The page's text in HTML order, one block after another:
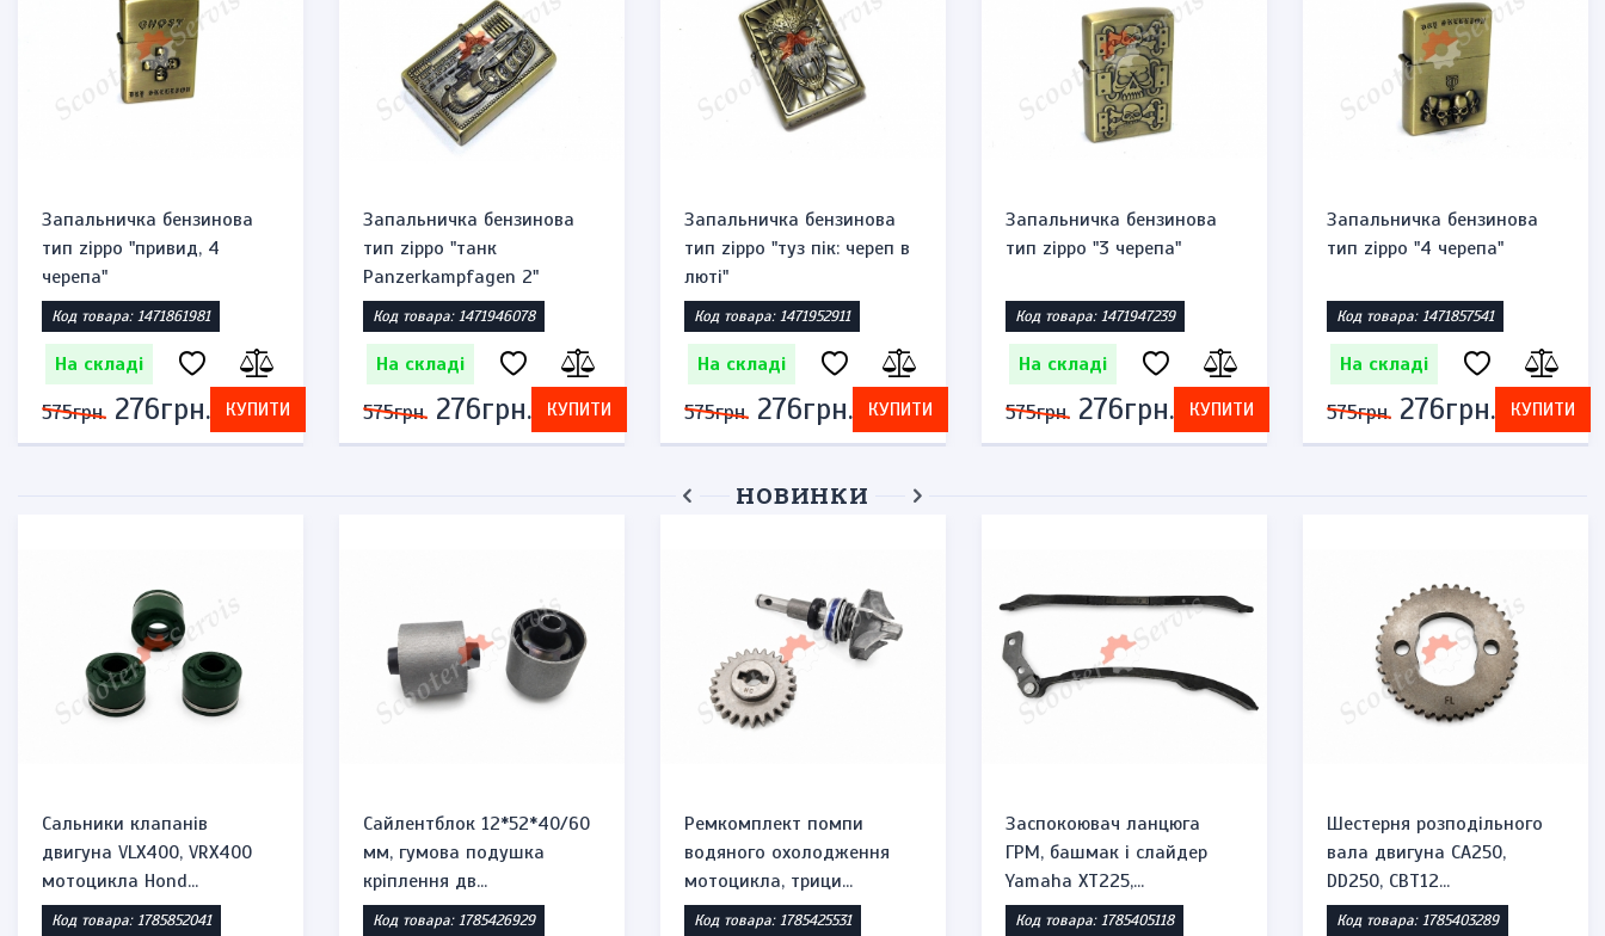
Запальничка бензинова
тип zippo "привид, 4
черепа"
Код товара: 1471861981
На складі
575грн. 276грн. КУПИТИ
Запальничка бензинова
тип zippo "танк
Panzerkampfagen 2"
Код товара: 1471946078
На складі
575грн. 276грн. КУПИТИ
Запальничка бензинова
тип zippo "туз пік: череп в
люті"
Код товара: 1471952911
На складі
575грн. 276грн. КУПИТИ
Запальничка бензинова
тип zippo "3 черепа"
Код товара: 1471947239
На складі
575грн. 276грн. КУПИТИ
Запальничка бензинова
тип zippo "4 черепа"
Код товара: 1471857541
На складі
575грн. 276грн. КУПИТИ
НОВИНКИ
Сальники клапанів
двигуна VLX400, VRX400
мотоцикла Hond...
Код товара: 1785852041
Сайлентблок 12*52*40/60
мм, гумова подушка
кріплення дв...
Код товара: 1785426929
Ремкомплект помпи
водяного охолодження
мотоцикла, трици...
Код товара: 1785425531
Заспокоювач ланцюга
ГРМ, башмак і слайдер
Yamaha XT225,...
Код товара: 1785405118
Шестерня розподільного
вала двигуна CA250,
DD250, CBT12...
Код товара: 1785403289